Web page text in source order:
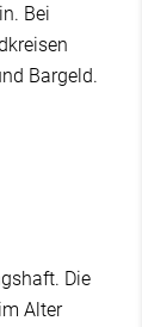
Bei
Bargeld.
Die
Alter